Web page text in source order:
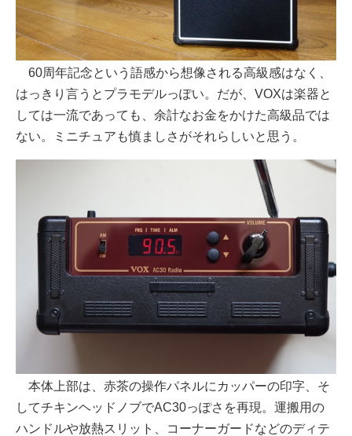
60周年記念という語感から想像される高級感はなく、
はっきり言うとプラモデルっぽい。だが、VOXは楽器と
しては一流であっても、余計なお金をかけた高級品では
ない。ミニチュアも慎ましさがそれらしいと思う。
本体上部は、赤茶の操作パネルにカッパーの印字、そ
してチキンヘッドノブでAC30っぽさを再現。運搬用の
ハンドルや放熱スリット、コーナーガードなどのディテ